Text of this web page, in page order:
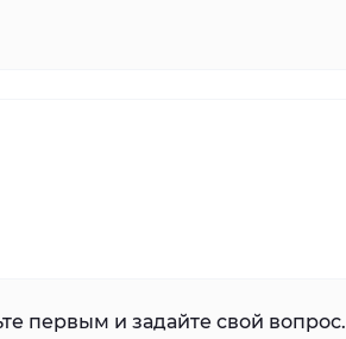
первым и задайте свой вопрос.